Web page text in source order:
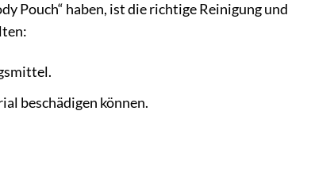
Pouch“ haben, ist die richtige Reinigung und
beschädigen können.